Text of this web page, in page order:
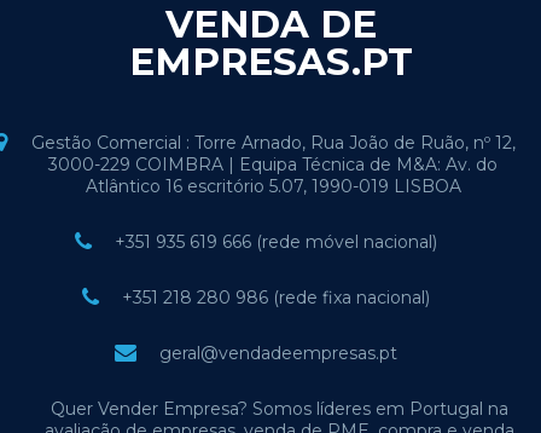
VENDA DE
EMPRESAS.PT
Gestão Comercial : Torre Arnado, Rua João de Ruão, nº 12,
3000-229 COIMBRA | Equipa Técnica de M&A: Av. do
Atlântico 16 escritório 5.07, 1990-019 LISBOA
+351 935 619 666 (rede móvel nacional)
+351 218 280 986 (rede fixa nacional)
geral@vendadeempresas.pt
Quer Vender Empresa? Somos líderes em Portugal na